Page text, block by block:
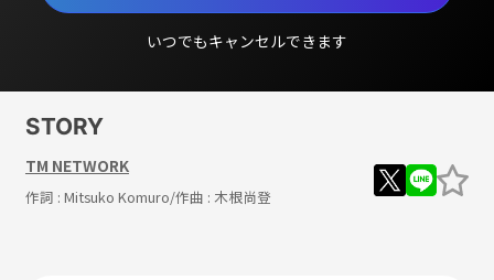
いつでもキャンセルできます
STORY
TM NETWORK
作詞 : Mitsuko Komuro/作曲 : 木根尚登